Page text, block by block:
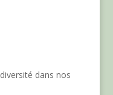
dans nos